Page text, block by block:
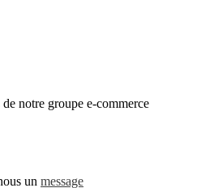
notre groupe e-commerce
un message